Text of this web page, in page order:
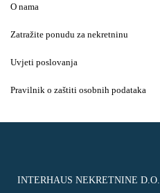
O nama
Zatražite ponudu za nekretninu
Uvjeti poslovanja
Pravilnik o zaštiti osobnih podataka
INTERHAUS NEKRETNINE